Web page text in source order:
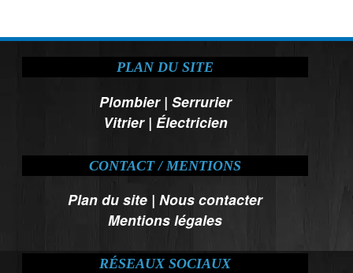
PLAN DU SITE
Plombier| Serrurier
Vitrier| Électricien
CONTACT / MENTIONS
Plan du site |Nous contacter
Mentions légales
RÉSEAUX SOCIAUX